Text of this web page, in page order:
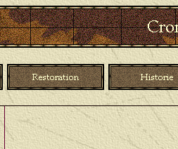
02-20 januari 06: Alle
gespoten.